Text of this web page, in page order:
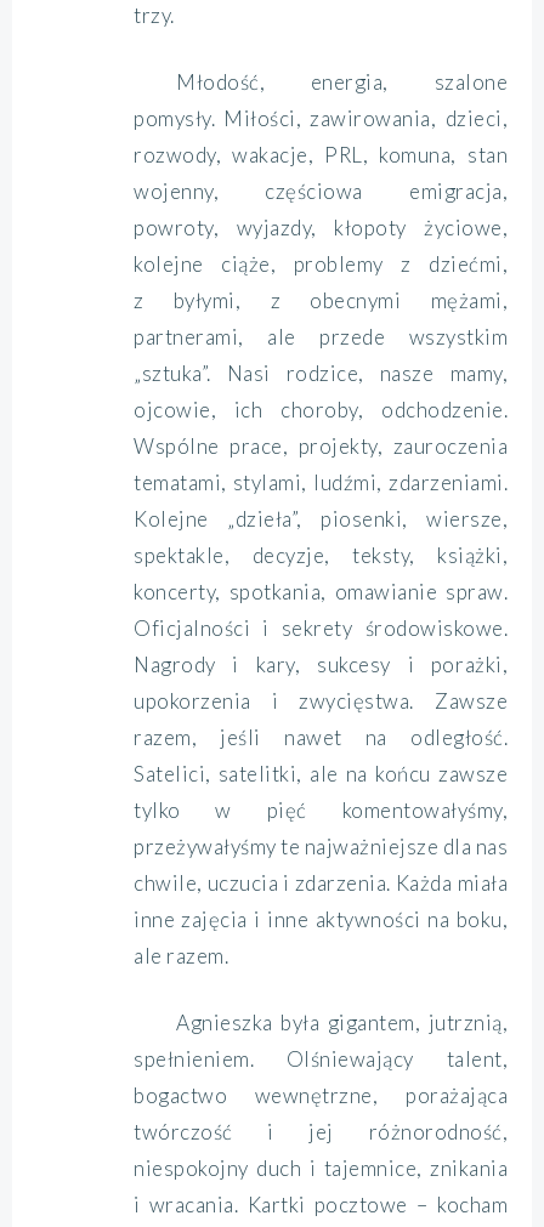
trzy.
Młodość, energia, szalone
pomysły. Miłości, zawirowania, dzieci,
rozwody, wakacje, PRL, komuna, stan
wojenny, częściowa emigracja,
powroty, wyjazdy, kłopoty życiowe,
kolejne ciąże, problemy z dziećmi,
z byłymi, z obecnymi mężami,
partnerami, ale przede wszystkim
„sztuka”. Nasi rodzice, nasze mamy,
ojcowie, ich choroby, odchodzenie.
Wspólne prace, projekty, zauroczenia
tematami, stylami, ludźmi, zdarzeniami.
Kolejne „dzieła”, piosenki, wiersze,
spektakle, decyzje, teksty, książki,
koncerty, spotkania, omawianie spraw.
Oficjalności i sekrety środowiskowe.
Nagrody i kary, sukcesy i porażki,
upokorzenia i zwycięstwa. Zawsze
razem, jeśli nawet na odległość.
Satelici, satelitki, ale na końcu zawsze
tylko w pięć komentowałyśmy,
przeżywałyśmy te najważniejsze dla nas
chwile, uczucia i zdarzenia. Każda miała
inne zajęcia i inne aktywności na boku,
ale razem.
Agnieszka była gigantem, jutrznią,
spełnieniem. Olśniewający talent,
bogactwo wewnętrzne, porażająca
twórczość i jej różnorodność,
niespokojny duch i tajemnice, znikania
i wracania. Kartki pocztowe – kocham